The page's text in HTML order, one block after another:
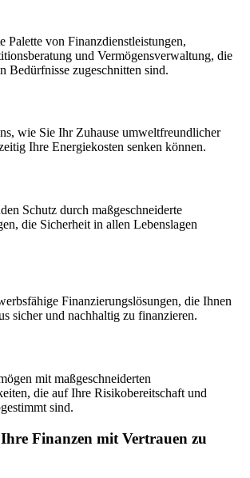
Palette von Finanzdienstleistungen,
und Vermögensverwaltung, die
Bedürfnisse zugeschnitten sind.
wie Sie Ihr Zuhause umweltfreundlicher
Ihre Energiekosten senken können.
Schutz durch maßgeschneiderte
die Sicherheit in allen Lebenslagen
Finanzierungslösungen, die Ihnen
sicher und nachhaltig zu finanzieren.
mit maßgeschneiderten
die auf Ihre Risikobereitschaft und
sind.
Finanzen mit Vertrauen zu